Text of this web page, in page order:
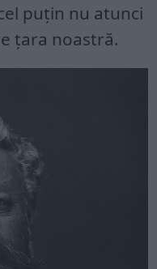
puțin nu atunci
țara noastră.